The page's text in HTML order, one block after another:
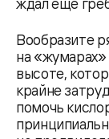
Вообразите
на
высоте,
крайне
помочь